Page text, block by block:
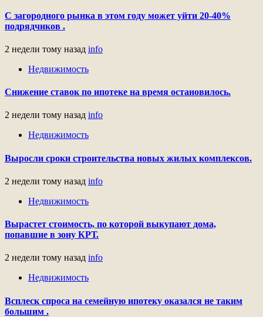
С загородного рынка в этом году может уйти 20-40%
подрядчиков .
2 недели тому назад info
Недвижимость
Снижение ставок по ипотеке на время остановилось.
2 недели тому назад info
Недвижимость
Выросли сроки строительства новых жилых комплексов.
2 недели тому назад info
Недвижимость
Вырастет стоимость, по которой выкупают дома,
попавшие в зону КРТ.
2 недели тому назад info
Недвижимость
Всплеск спроса на семейную ипотеку оказался не таким
большим .